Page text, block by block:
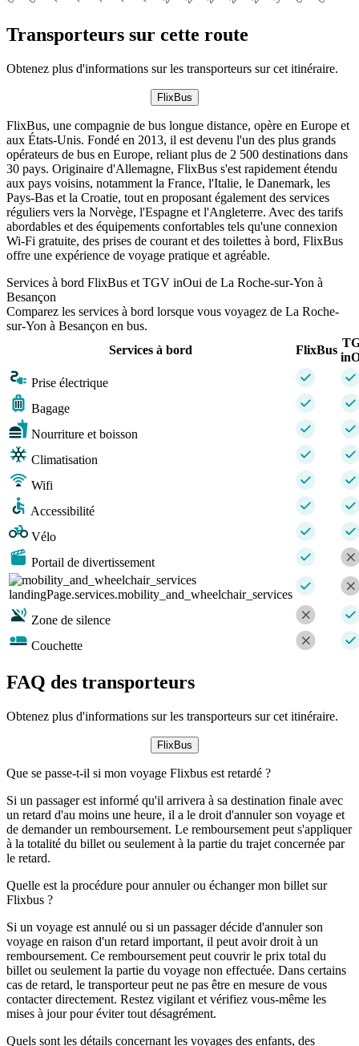
Transporteurs sur cette route
Obtenez plus d'informations sur les transporteurs sur cet itinéraire.
FlixBus
FlixBus, une compagnie de bus longue distance, opère en Europe et
aux États-Unis. Fondé en 2013, il est devenu l'un des plus grands
opérateurs de bus en Europe, reliant plus de 2 500 destinations dans
30 pays. Originaire d'Allemagne, FlixBus s'est rapidement étendu
aux pays voisins, notamment la France, l'Italie, le Danemark, les
Pays-Bas et la Croatie, tout en proposant également des services
réguliers vers la Norvège, l'Espagne et l'Angleterre. Avec des tarifs
abordables et des équipements confortables tels qu'une connexion
Wi-Fi gratuite, des prises de courant et des toilettes à bord, FlixBus
offre une expérience de voyage pratique et agréable.
Services à bord FlixBus et TGV inOui de La Roche-sur-Yon à
Besançon
Comparez les services à bord lorsque vous voyagez de La Roche-
sur-Yon à Besançon en bus.
Services à bord
FlixBus
Prise électrique
Bagage
Nourriture et boisson
Climatisation
Wifi
Accessibilité
Vélo
Portail de divertissement
landingPage.services.mobility_and_wheelchair_services
Zone de silence
Couchette
FAQ des transporteurs
Obtenez plus d'informations sur les transporteurs sur cet itinéraire.
FlixBus
Que se passe-t-il si mon voyage Flixbus est retardé ?
Si un passager est informé qu'il arrivera à sa destination finale avec
un retard d'au moins une heure, il a le droit d'annuler son voyage et
de demander un remboursement. Le remboursement peut s'appliquer
à la totalité du billet ou seulement à la partie du trajet concernée par
le retard.
Quelle est la procédure pour annuler ou échanger mon billet sur
Flixbus ?
Si un voyage est annulé ou si un passager décide d'annuler son
voyage en raison d'un retard important, il peut avoir droit à un
remboursement. Ce remboursement peut couvrir le prix total du
billet ou seulement la partie du voyage non effectuée. Dans certains
cas de retard, le transporteur peut ne pas être en mesure de vous
contacter directement. Restez vigilant et vérifiez vous-même les
mises à jour pour éviter tout désagrément.
Quels sont les détails concernant les voyages des enfants, des